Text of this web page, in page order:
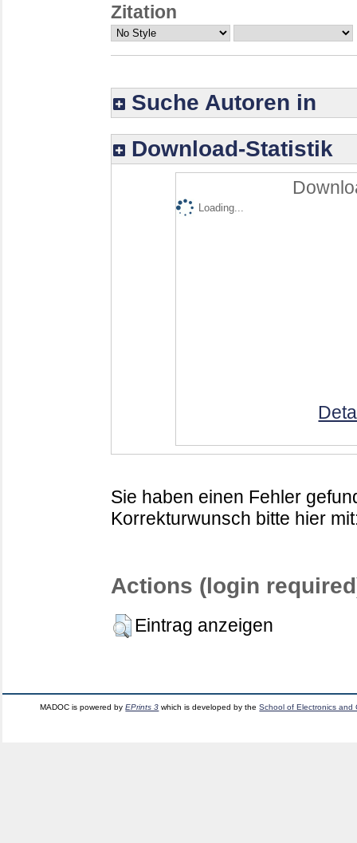
Zitation
Suche Autoren in
Download-Statistik
Loading...
Sie haben einen Fehler
Korrekturwunsch bitte hier
Actions (login
Eintrag anzeigen
MADOC is powered byEPrints 3 which is developed by theSchool of Electronics and